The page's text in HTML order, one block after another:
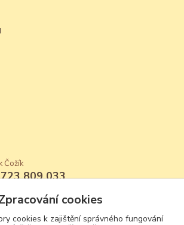
Čožík
809 033
cookies
cookies k zajištění správného fungování